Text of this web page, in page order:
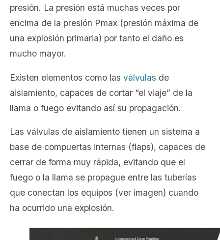
presión. La presión está muchas veces por
encima de la presión Pmax (presión máxima de
una explosión primaria) por tanto el daño es
mucho mayor.
Existen elementos como las válvulas de
aislamiento, capaces de cortar “el viaje” de la
llama o fuego evitando así su propagación.
Las válvulas de aislamiento tienen un sistema a
base de compuertas internas (flaps), capaces de
cerrar de forma muy rápida, evitando que el
fuego o la llama se propague entre las tuberías
que conectan los equipos (ver imagen) cuando
ha ocurrido una explosión.